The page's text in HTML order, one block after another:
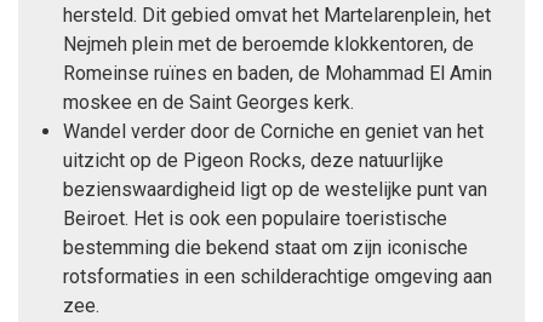
hersteld. Dit gebied omvat het Martelarenplein, het
Nejmeh plein met de beroemde klokkentoren, de
Romeinse ruïnes en baden, de Mohammad El Amin
moskee en de Saint Georges kerk.
Wandel verder door de Corniche en geniet van het
uitzicht op de Pigeon Rocks, deze natuurlijke
bezienswaardigheid ligt op de westelijke punt van
Beiroet. Het is ook een populaire toeristische
bestemming die bekend staat om zijn iconische
rotsformaties in een schilderachtige omgeving aan
zee.